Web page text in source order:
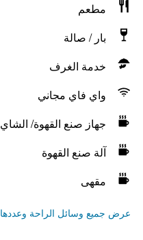
مطعم
بار / صالة
خدمة الغرف
واي فاي مجاني
جهاز صنع القهوة/ الشاي
آلة صنع القهوة
مقهى
عرض جميع وسائل الراحة وعددها 135